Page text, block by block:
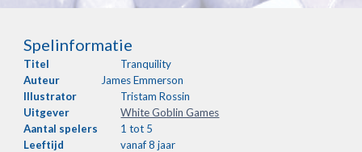
Spelinformatie
Titel
Tranquility
Auteur
James Emmerson
Illustrator
Tristam Rossin
Uitgever
White Goblin Games
Aantal spelers
1 tot 5
Leeftijd
vanaf 8 jaar